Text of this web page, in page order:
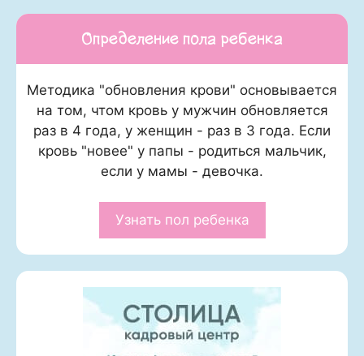
Определение пола ребенка
Методика "обновления крови" основывается
на том, чтом кровь у мужчин обновляется
раз в 4 года, у женщин - раз в 3 года. Если
кровь "новее" у папы - родиться мальчик,
если у мамы - девочка.
Узнать пол ребенка